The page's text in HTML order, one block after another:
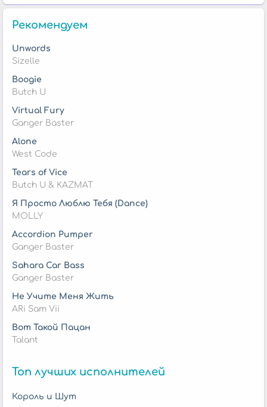
Рекомендуем
Unwords
Sizelle
Boogie
Butch U
Virtual Fury
Ganger Baster
Alone
West Code
Tears of Vice
Butch U & KAZMAT
Я Просто Люблю Тебя (Dance)
MOLLY
Accordion Pumper
Ganger Baster
Sahara Car Bass
Ganger Baster
Не Учите Меня Жить
ARi Sam Vii
Вот Такой Пацан
Talant
Топ лучших исполнителей
Король и Шут